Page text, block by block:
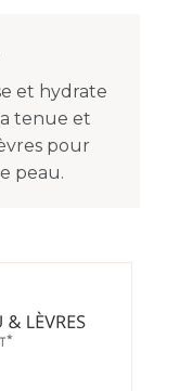
et hydrate
tenue et
pour
peau.